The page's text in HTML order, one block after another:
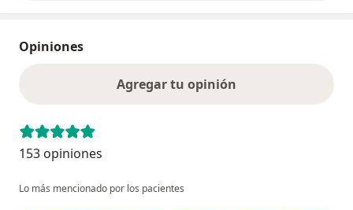
Opiniones
Agregar tu opinión
153 opiniones
Lo más mencionado por los pacientes